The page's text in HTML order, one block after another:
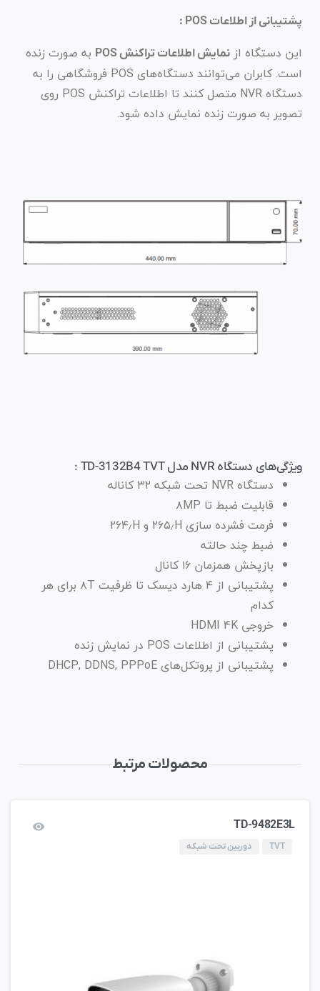
پشتیبانی از اطلاعات POS :
این دستگاه از نمایش اطلاعات تراکنش POS
به صورت زنده
است. کابران می‌توانند دستگاه‌های POS فروشگاهی را به
دستگاه NVR متصل کنند تا اطلاعات تراکنش POS روی
تصویر به صورت زنده نمایش داده شود.
ویژگی‌های دستگاه NVR مدل TD-3132B4 TVT :
دستگاه NVR تحت شبکه ۳۲ کاناله
قابلیت ضبط تا ۸MP
فرمت فشرده سازی ۲۶۵٫H و ۲۶۴٫H
ضبط چند حالته
بازپخش همزمان ۱۶ کانال
پشتیبانی از ۴ هارد دیسک تا ظرفیت ۸T برای هر
کدام
خروجی HDMI 4K
پشتیبانی از اطلاعات POS در نمایش زنده
پشتیبانی از پروتکل‌های DHCP, DDNS, PPPoE
محصولات مرتبط
TD-9482E3L
TVT دوربین تحت شبکه